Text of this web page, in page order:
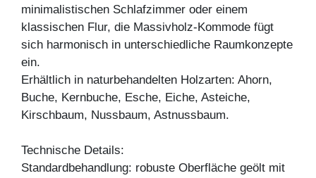
minimalistischen Schlafzimmer oder einem
klassischen Flur, die Massivholz-Kommode fügt
sich harmonisch in unterschiedliche Raumkonzepte
ein.
Erhältlich in naturbehandelten Holzarten: Ahorn,
Buche, Kernbuche, Esche, Eiche, Asteiche,
Kirschbaum, Nussbaum, Astnussbaum.
Technische Details:
Standardbehandlung: robuste Oberfläche geölt mit